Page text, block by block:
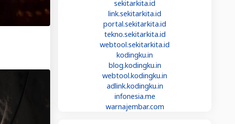
sekitarkita.id
link.sekitarkita.id
portal.sekitarkita.id
tekno.sekitarkita.id
webtool.sekitarkita.id
kodingku.in
blog.kodingku.in
webtool.kodingku.in
adlink.kodingku.in
infonesia.me
warnajembar.com